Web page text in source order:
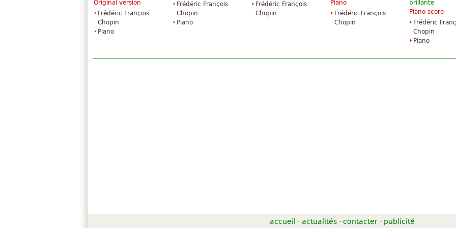
douceur à ma vue spectaculaire»
Tout voir (45)
Original version
Frédéric François
Chopin
Piano
Frédéric François
Chopin
Piano
Frédéric François
Chopin
Piano
Frédéric François
Chopin
brillante
Piano score
Frédéric
Chopin
Piano
accueil · actualités · contacter · publicité